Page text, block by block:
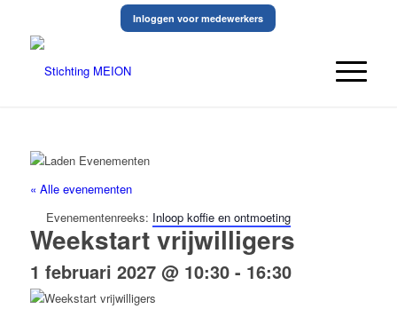
Inloggen voor medewerkers
« Alle evenementen
Evenementenreeks: Inloop koffie en ontmoeting
Weekstart vrijwilligers
1 februari 2027 @ 10:30- 16:30